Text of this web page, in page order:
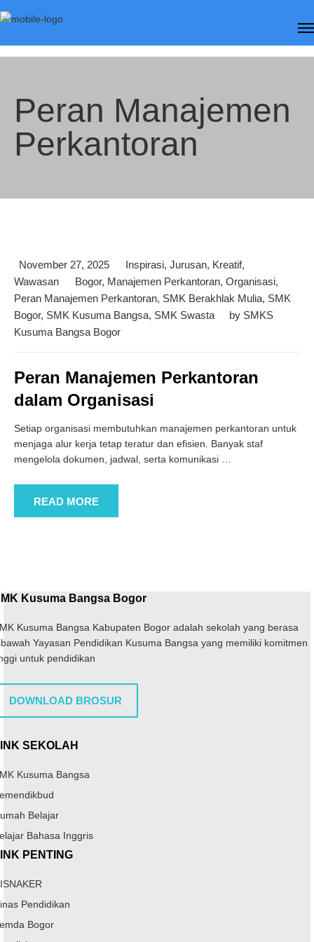
Peran Manajemen
Perkantoran
November 27, 2025 Inspirasi, Jurusan, Kreatif,
Wawasan
Bogor, Manajemen Perkantoran, Organisasi,
Peran Manajemen Perkantoran, SMK Berakhlak Mulia, SMK
Bogor, SMK Kusuma Bangsa, SMK Swasta by SMKS
Kusuma Bangsa Bogor
Peran Manajemen Perkantoran
dalam Organisasi
Setiap organisasi membutuhkan manajemen perkantoran untuk
menjaga alur kerja tetap teratur dan efisien. Banyak staf
mengelola dokumen, jadwal, serta komunikasi
READ MORE
Kusuma Bangsa Bogor
Kusuma Bangsa Kabupaten Bogor adalah sekolah yang berasa
Yayasan Pendidikan Kusuma Bangsa yang memiliki komitmen
untuk pendidikan
DOWNLOAD BROSUR
SEKOLAH
Kusuma Bangsa
Belajar
Bahasa Inggris
PENTING
Pendidikan
Bogor